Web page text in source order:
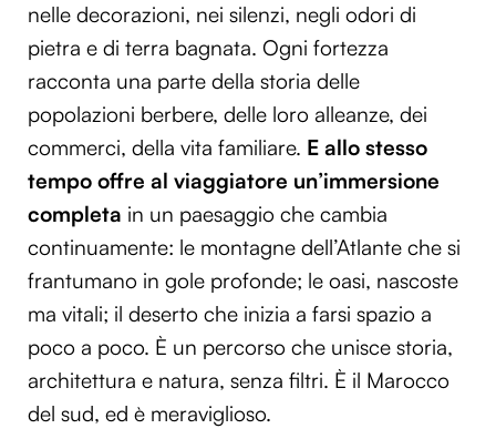
nelle decorazioni, nei silenzi, negli odori di
pietra e di terra bagnata. Ogni fortezza
racconta una parte della storia delle
popolazioni berbere, delle loro alleanze, dei
commerci, della vita familiare. E allo stesso
tempo offre al viaggiatore un’immersione
completa in un paesaggio che cambia
continuamente: le montagne dell’Atlante che si
frantumano in gole profonde; le oasi, nascoste
ma vitali; il deserto che inizia a farsi spazio a
poco a poco. È un percorso che unisce storia,
architettura e natura, senza filtri. È il Marocco
del sud, ed è meraviglioso.